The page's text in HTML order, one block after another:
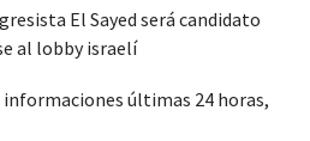
El Sayed será candidato
al lobby israelí
últimas 24 horas,